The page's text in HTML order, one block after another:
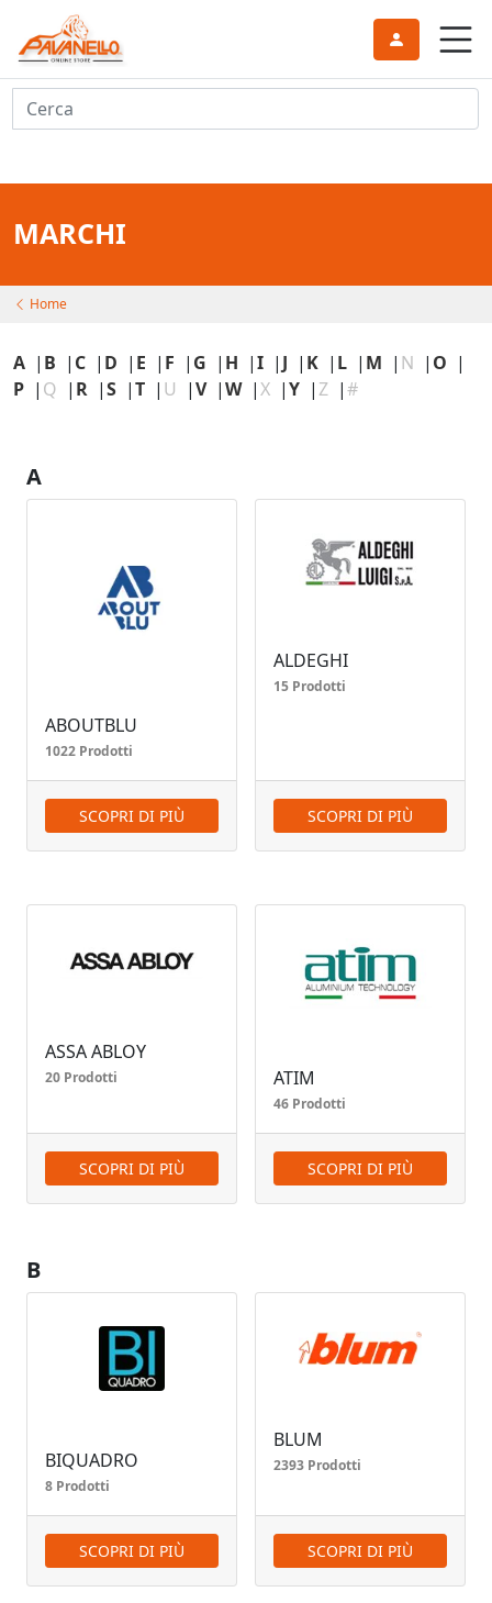
Cerca
MARCHI
Home
A | B | C | D | E | F | G | H |I | J | K | L | M | N | O |
P | Q | R |S |T | U |V |W |X |Y |Z |#
A
ABOUTBLU
1022 Prodotti
SCOPRI DI PIÙ
ALDEGHI
15 Prodotti
SCOPRI DI PIÙ
ASSA ABLOY
20 Prodotti
SCOPRI DI PIÙ
ATIM
46 Prodotti
SCOPRI DI PIÙ
B
BIQUADRO
8 Prodotti
SCOPRI DI PIÙ
BLUM
2393 Prodotti
SCOPRI DI PIÙ